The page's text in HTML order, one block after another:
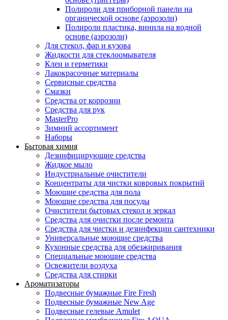
Полироли для приборной панели на
органической основе (аэрозоли)
Полироли пластика, винила на водной
основе (аэрозоли)
Для стекол, фар и кузова
Жидкости для стеклоомывателя
Клеи и герметики
Лакокрасочные материалы
Сервисные средства
Смазки
Средства от коррозии
Средства для рук
MasterPro
Зимний ассортимент
Наборы
Бытовая химия
Дезинфицирующие средства
Жидкое мыло
Индустриальные очистители
Концентраты для чистки ковровых покрытий
Моющие средства для пола
Моющие средства для посуды
Очистители бытовых стекол и зеркал
Средства для очистки после ремонта
Средства для чистки и дезинфекции сантехники
Универсальные моющие средства
Кухонные средства для обезжиривания
Специальные моющие средства
Освежители воздуха
Средства для стирки
Ароматизаторы
Подвесные бумажные Fire Fresh
Подвесные бумажные New Age
Подвесные гелевые Amulet